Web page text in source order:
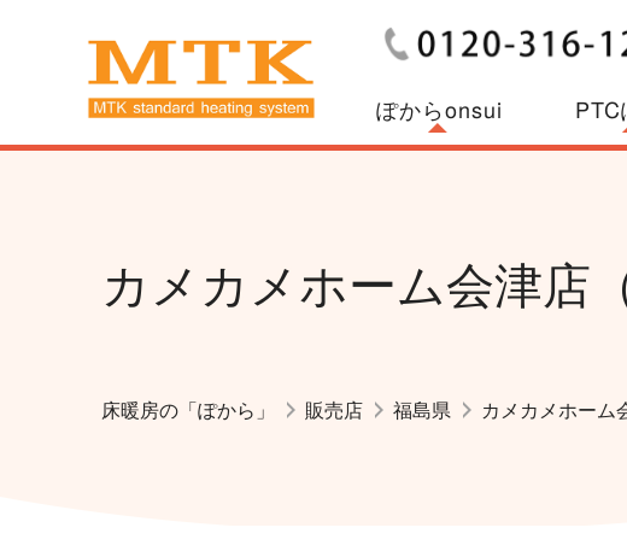
ぽからonsui PTC
カメカメホーム会津店
床暖房の「ぽから」 販売店 福島県 カメカメホーム